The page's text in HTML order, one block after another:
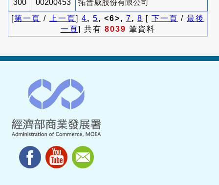
300 00200453
拓普威股份有限公司
[第一頁 / 上一頁] 4, 5, <6>, 7, 8 [ 下一頁 / 最後
一頁] 共有 8039 筆資料